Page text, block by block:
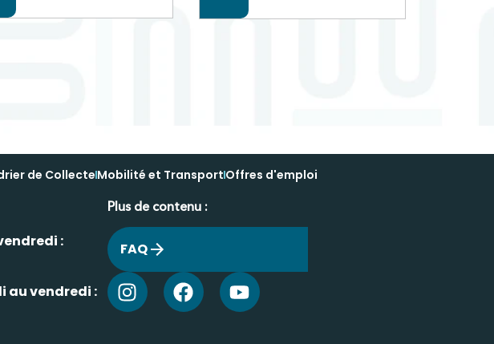
de CollecteMobilité et TransportOffres d'emploi
:
au vendredi :
Plus de contenu :
FAQ